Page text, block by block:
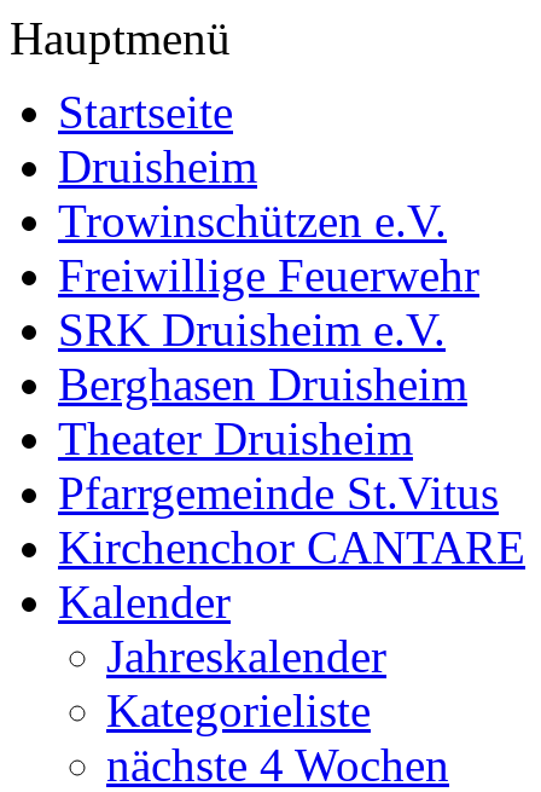
Hauptmenü
Startseite
Druisheim
Trowinschützen e.V.
Freiwillige Feuerwehr
SRK Druisheim e.V.
Berghasen Druisheim
Theater Druisheim
Pfarrgemeinde St.Vitus
Kirchenchor CANTARE
Kalender
Jahreskalender
Kategorieliste
nächste 4 Wochen